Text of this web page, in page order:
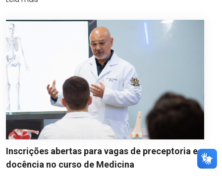
Inscrições abertas para vagas de preceptoria e
docência no curso de Medicina